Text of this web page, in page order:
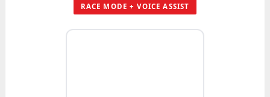
RACE MODE + VOICE ASSIST